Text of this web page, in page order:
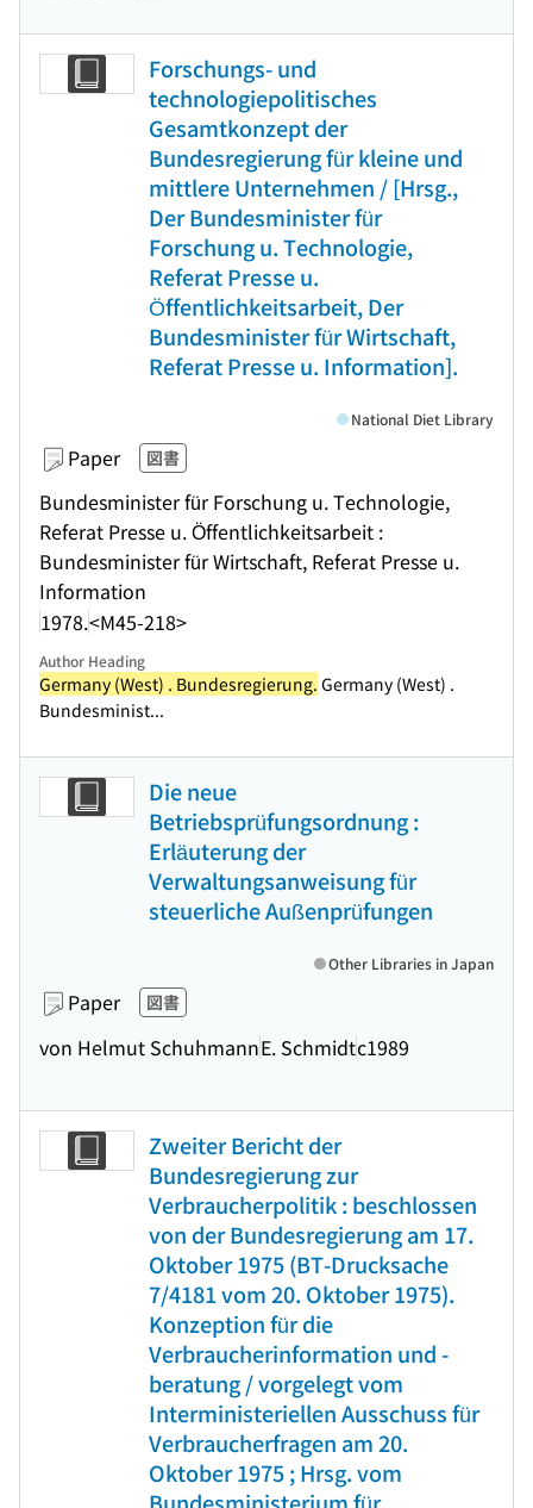
Forschungs- und
technologiepolitisches
Gesamtkonzept der
Bundesregierung für kleine und
mittlere Unternehmen / [Hrsg.,
Der Bundesminister für
Forschung u. Technologie,
Referat Presse u.
Öffentlichkeitsarbeit, Der
Bundesminister für Wirtschaft,
Referat Presse u. Information].
Paper 図書
Bundesminister für Forschung u. Technologie,
Referat Presse u. Öffentlichkeitsarbeit :
Bundesminister für Wirtschaft, Referat Presse u.
Information
1978.<M45-218>
National Diet Library
Author Heading
Germany (West) . Bundesregierung. Germany (West) .
Bundesminist...
Die neue
Betriebsprüfungsordnung :
Erläuterung der
Verwaltungsanweisung für
steuerliche Außenprüfungen
Paper 図書
von Helmut SchuhmannE. Schmidtc1989
Other Libraries in Japan
Zweiter Bericht der
Bundesregierung zur
Verbraucherpolitik : beschlossen
von der Bundesregierung am 17.
Oktober 1975 (BT-Drucksache
7/4181 vom 20. Oktober 1975).
Konzeption für die
Verbraucherinformation und -
beratung / vorgelegt vom
Interministeriellen Ausschuss für
Verbraucherfragen am 20.
Oktober 1975 ; Hrsg. vom